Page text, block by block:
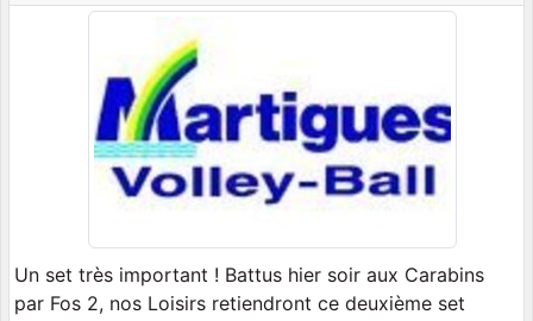
Un set très important ! Battus hier soir aux Carabins
par Fos 2, nos Loisirs retiendront ce deuxième set